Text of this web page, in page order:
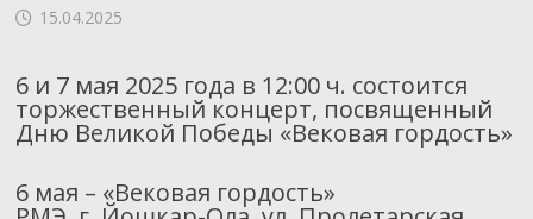
15.04.2025
6 и 7 мая 2025 года в 12:00 ч. состоится
торжественный концерт, посвященный
Дню Великой Победы «Вековая гордость»
6 мая – «Вековая гордость»